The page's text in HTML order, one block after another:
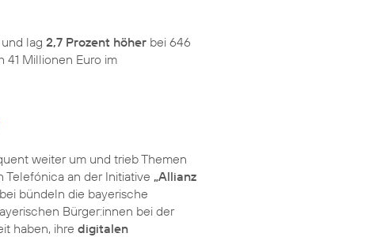
lag 2,7 Prozent höher bei 646
41 Millionen Euro im
weiter um und trieb Themen
Telefónica an der Initiative „Allianz
bündeln die bayerische
Bürger:innen bei der
haben, ihre digitalen